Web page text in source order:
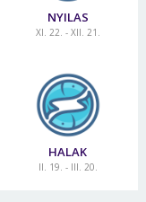
NYILAS
XI. 22. - XII. 21.
HALAK
II. 19. - III. 20.